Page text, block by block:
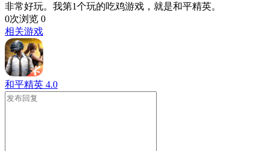
非常好玩。我第1个玩的吃鸡游戏，就是和平精英。
0次浏览 0
相关游戏
和平精英 4.0